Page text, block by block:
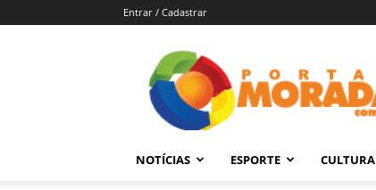
Entrar / Cadastrar
Morada
–
Araraquara
NOTÍCIAS ESPORTE CULTURA